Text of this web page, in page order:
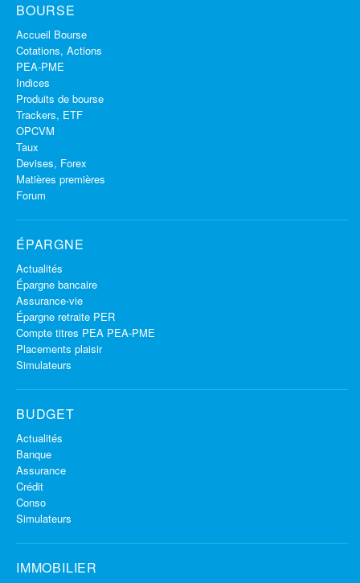
BOURSE
Accueil Bourse
Cotations, Actions
PEA-PME
Indices
Produits de bourse
Trackers, ETF
OPCVM
Taux
Devises, Forex
Matières premières
Forum
ÉPARGNE
Actualités
Épargne bancaire
Assurance-vie
Épargne retraite PER
Compte titres PEA PEA-PME
Placements plaisir
Simulateurs
BUDGET
Actualités
Banque
Assurance
Crédit
Conso
Simulateurs
IMMOBILIER